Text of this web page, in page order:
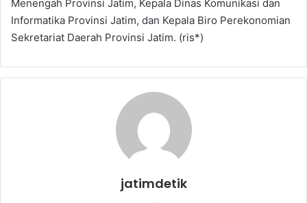
Menengah Provinsi Jatim, Kepala Dinas Komunikasi dan
Informatika Provinsi Jatim, dan Kepala Biro Perekonomian
Sekretariat Daerah Provinsi Jatim. (ris*)
jatimdetik